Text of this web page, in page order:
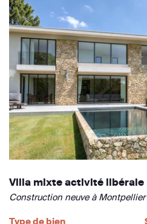
Villa mixte activité libérale
Construction neuve à Montpellier
Type de bien